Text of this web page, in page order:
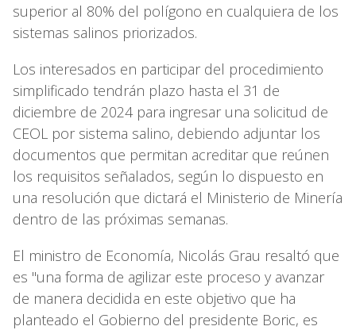
superior al 80% del polígono en cualquiera de los
sistemas salinos priorizados.
Los interesados en participar del procedimiento
simplificado tendrán plazo hasta el 31 de
diciembre de 2024 para ingresar una solicitud de
CEOL por sistema salino, debiendo adjuntar los
documentos que permitan acreditar que reúnen
los requisitos señalados, según lo dispuesto en
una resolución que dictará el Ministerio de Minería
dentro de las próximas semanas.
El ministro de Economía, Nicolás Grau resaltó que
es "una forma de agilizar este proceso y avanzar
de manera decidida en este objetivo que ha
planteado el Gobierno del presidente Boric, es